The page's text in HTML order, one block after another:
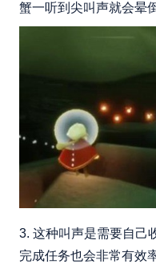
蟹一听到尖叫声就会晕
3. 这种叫声是需要自己
完成任务也会非常有效